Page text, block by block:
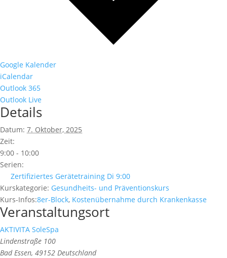
Google Kalender
iCalendar
Outlook 365
Outlook Live
Details
Datum: 7. Oktober, 2025
Zeit:
9:00 - 10:00
Serien:
Zertifiziertes Gerätetraining Di 9:00
Kurskategorie: Gesundheits- und Präventionskurs
Kurs-Infos:8er-Block, Kostenübernahme durch Krankenkasse
Veranstaltungsort
AKTIVITA SoleSpa
Lindenstraße 100
Bad Essen, 49152 Deutschland